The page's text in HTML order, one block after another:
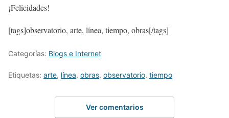
¡Felicidades!
[tags]observatorio, arte, línea, tiempo, obras[/tags]
Categorías: Blogs e Internet
Etiquetas: arte, línea, obras, observatorio, tiempo
Ver comentarios